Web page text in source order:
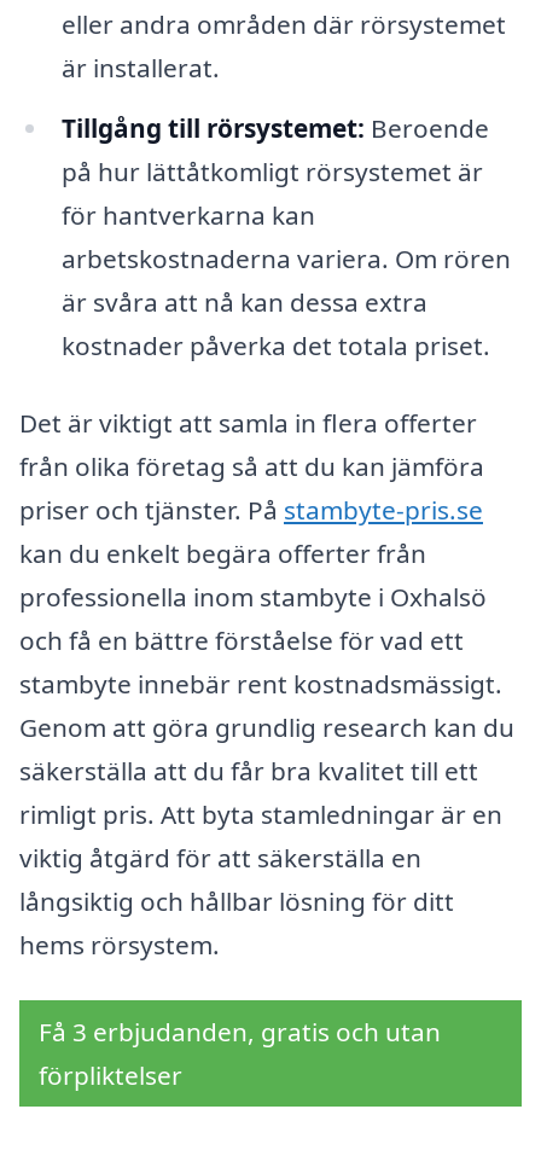
eller andra områden där rörsystemet
är installerat.
Tillgång till rörsystemet: Beroende
på hur lättåtkomligt rörsystemet är
för hantverkarna kan
arbetskostnaderna variera. Om rören
är svåra att nå kan dessa extra
kostnader påverka det totala priset.
Det är viktigt att samla in flera offerter
från olika företag så att du kan jämföra
priser och tjänster. På stambyte-pris.se
kan du enkelt begära offerter från
professionella inom stambyte i Oxhalsö
och få en bättre förståelse för vad ett
stambyte innebär rent kostnadsmässigt.
Genom att göra grundlig research kan du
säkerställa att du får bra kvalitet till ett
rimligt pris. Att byta stamledningar är en
viktig åtgärd för att säkerställa en
långsiktig och hållbar lösning för ditt
hems rörsystem.
Få 3 erbjudanden, gratis och utan
förpliktelser